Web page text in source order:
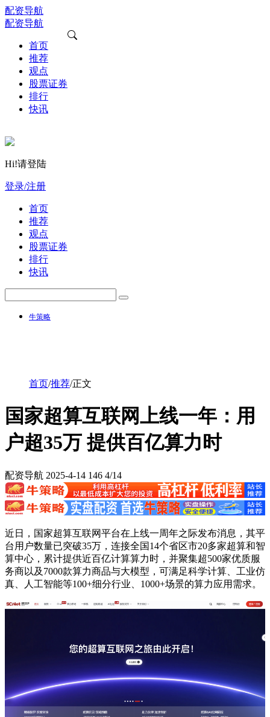
配资导航
配资导航
首页
推荐
观点
股票证券
排行
快讯
Hi!请登陆
登录/注册
首页
推荐
观点
股票证券
排行
快讯
牛策略
首页/推荐/正文
国家超算互联网上线一年：用
户超35万 提供百亿算力时
配资导航 2025-4-14 146 4/14
近日，国家超算互联网平台在上线一周年之际发布消息，其平
台用户数量已突破35万，连接全国14个省区市20多家超算和智
算中心，累计提供近百亿计算算力时，并聚集超500家优质服
务商以及7000款算力商品与大模型，可满足科学计算、工业仿
真、人工智能等100+细分行业、1000+场景的算力应用需求。